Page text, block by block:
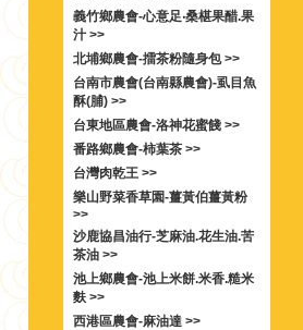
義竹鄉農會-心意足‧桑椹果醋.果
汁 >>
北埔鄉農會-擂茶粉隨身包 >>
台南市農會(台南縣農會)-虱目魚
酥(脯) >>
台東地區農會-洛神花蜜餞 >>
番路鄉農會-柿葉茶 >>
台灣肉乾王 >>
樂山野菜香草園-薑黃伯薑黃粉
>>
沙鹿協昌油行-芝麻油.花生油.苦
茶油 >>
池上鄉農會-池上米餅.米香.糙米
麩 >>
西港區農會-麻油達 >>